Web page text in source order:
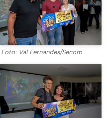
Foto: Val Fernandes/Secom